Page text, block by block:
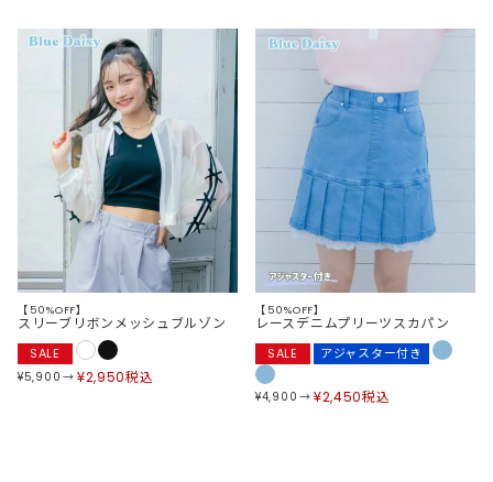
【50%OFF】
スリーブリボンメッシュブルゾン
SALE
¥5,900 ¥2,950税込
【50%OFF】
レースデニムプリーツスカパン
SALE アジャスター付き
¥4,900 ¥2,450税込